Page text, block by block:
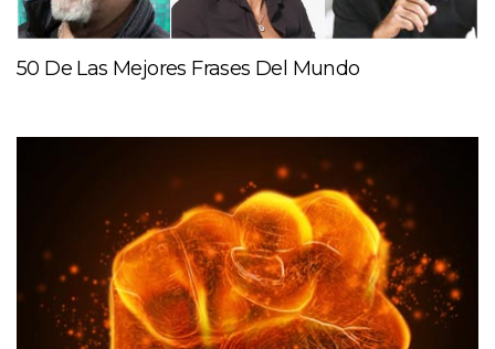
50 De Las Mejores Frases Del Mundo